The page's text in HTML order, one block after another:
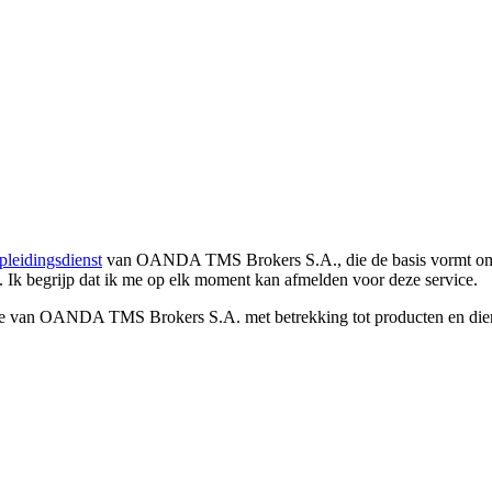
van OANDA TMS Brokers S.A., die de basis vormt
Ik begrijp dat ik me op elk moment kan afmelden voor deze service.
OANDA TMS Brokers S.A. met betrekking tot producten en